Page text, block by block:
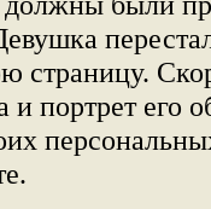
страницу.
портрет его